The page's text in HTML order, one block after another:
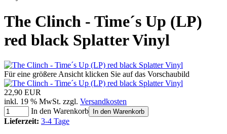
The Clinch - Time´s Up (LP)
red black Splatter Vinyl
Für eine größere Ansicht klicken Sie auf das Vorschaubild
22,90 EUR
inkl. 19 % MwSt. zzgl. Versandkosten
In den Warenkorb
In den Warenkorb
Lieferzeit: 3-4 Tage